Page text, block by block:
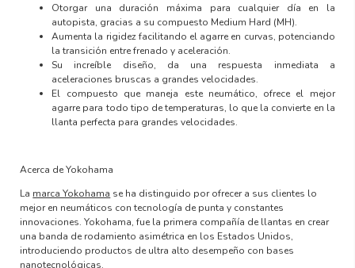
Otorgar una duración máxima para cualquier día en la
autopista, gracias a su compuesto Medium Hard (MH).
Aumenta la rigidez facilitando el agarre en curvas, potenciando
la transición entre frenado y aceleración.
Su increíble diseño, da una respuesta inmediata a
aceleraciones bruscas a grandes velocidades.
El compuesto que maneja este neumático, ofrece el mejor
agarre para todo tipo de temperaturas, lo que la convierte en la
llanta perfecta para grandes velocidades.
Acerca de Yokohama
La marca Yokohama se ha distinguido por ofrecer a sus clientes lo
mejor en neumáticos contecnología de punta y constantes
innovaciones. Yokohama, fue la primera compañía de llantas en crear
una banda de rodamiento asimétrica en los Estados Unidos,
introduciendo productos de ultra alto desempeño con bases
nanotecnológicas.